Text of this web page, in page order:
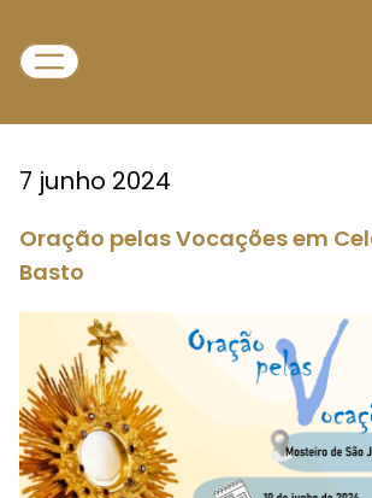
7 junho 2024
Oração pelas Vocações em
Basto